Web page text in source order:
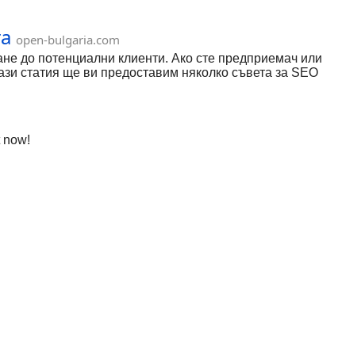
open-bulgaria.com
до потенциални клиенти. Ако сте предприемач или
статия ще ви предоставим няколко съвета за SEO
now!